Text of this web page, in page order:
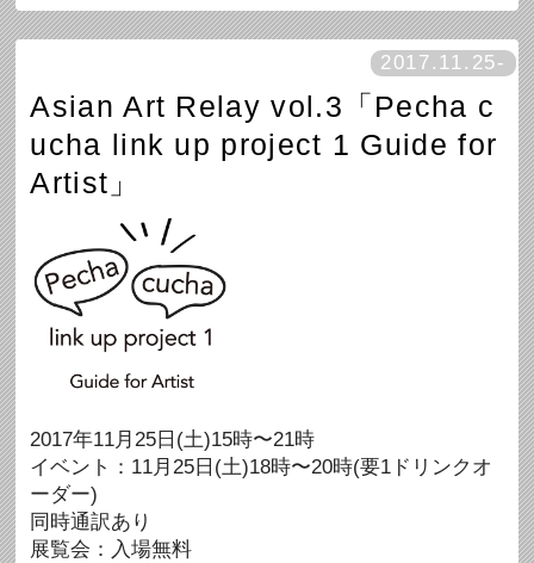
2017.11.25-
Asian Art Relay vol.3「Pecha c
ucha link up project 1 Guide for
Artist」
2017年11月25日(土)15時〜21時
イベント：11月25日(土)18時〜20時(要1ドリンクオ
ーダー)
同時通訳あり
展覧会：入場無料